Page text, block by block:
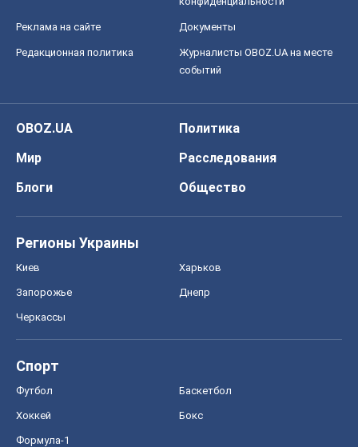
Реклама на сайте Документы
Редакционная политика
Журналисты OBOZ.UA на месте
событий
OBOZ.UA
Политика
Мир
Расследования
Блоги
Общество
Регионы Украины
Киев Харьков
Запорожье Днепр
Черкассы
Спорт
Футбол Баскетбол
Хоккей Бокс
Формула-1